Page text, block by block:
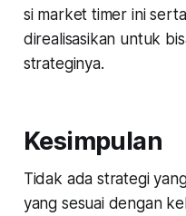
si market timer ini
direalisasikan untuk
strateginya.
Kesimpulan
Tidak ada strategi
yang sesuai dengan